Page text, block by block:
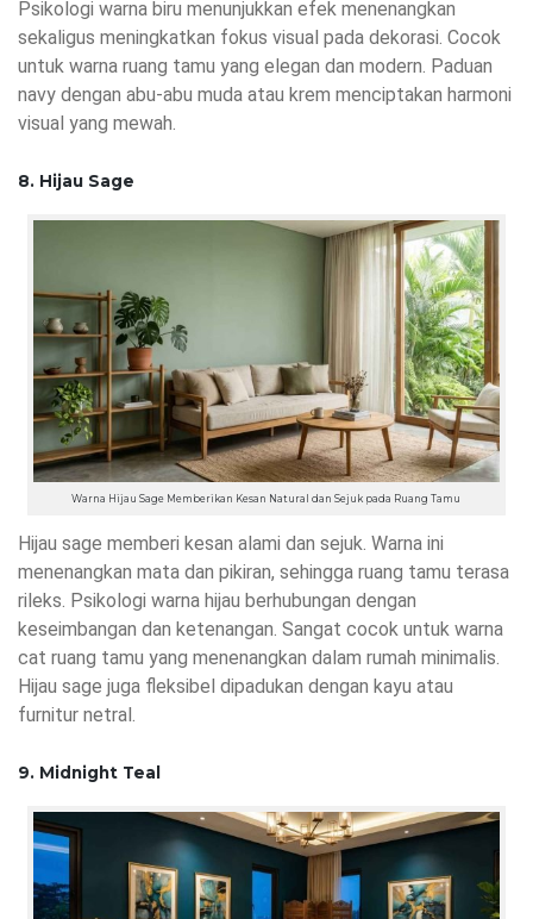
Psikologi warna biru menunjukkan efek menenangkan
sekaligus meningkatkan fokus visual pada dekorasi. Cocok
untuk warna ruang tamu yang elegan dan modern. Paduan
navy dengan abu-abu muda atau krem menciptakan harmoni
visual yang mewah.
8. Hijau Sage
Warna Hijau Sage Memberikan Kesan Natural dan Sejuk pada Ruang Tamu
Hijau sage memberi kesan alami dan sejuk. Warna ini
menenangkan mata dan pikiran, sehingga ruang tamu terasa
rileks. Psikologi warna hijau berhubungan dengan
keseimbangan dan ketenangan. Sangat cocok untuk warna
cat ruang tamu yang menenangkan dalam rumah minimalis.
Hijau sage juga fleksibel dipadukan dengan kayu atau
furnitur netral.
9. Midnight Teal